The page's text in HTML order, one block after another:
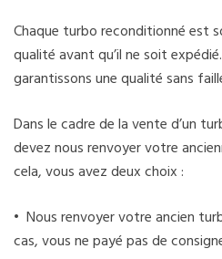
Chaque turbo reconditionné est
qualité avant qu’il ne soit
garantissons une qualité sans
Dans le cadre de la vente d’un
devez nous renvoyer votre
cela, vous avez deux choix :
• Nous renvoyer votre ancien
cas, vous ne payé pas de